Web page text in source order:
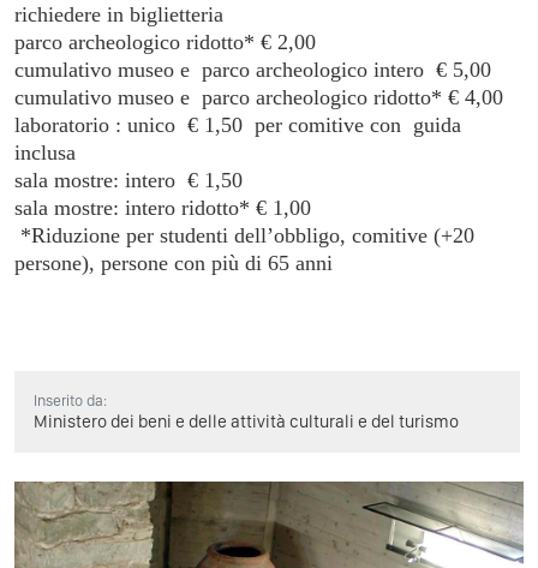
richiedere in biglietteria
parco archeologico ridotto* € 2,00
cumulativo museo e parco archeologico intero € 5,00
cumulativo museo e parco archeologico ridotto* € 4,00
laboratorio : unico € 1,50 per comitive con guida
inclusa
sala mostre: intero € 1,50
sala mostre: intero ridotto* € 1,00
*Riduzione per studenti dell’obbligo, comitive (+20
persone), persone con più di 65 anni
Inserito da:
Ministero dei beni e delle attività culturali e del turismo